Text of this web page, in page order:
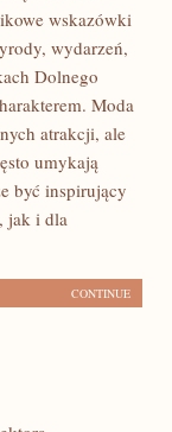
wskazówki
wydarzeń,
Dolnego
Moda
atrakcji, ale
umykają
być inspirujący
jak i dla
CONTINUE